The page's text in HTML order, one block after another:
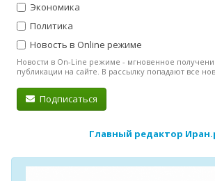
Экономика
Политика
Новость в Online режиме
Новости в On-Line режиме - мгновенное
публикации на сайте. В рассылку попадают все
Подписаться
Главный редактор